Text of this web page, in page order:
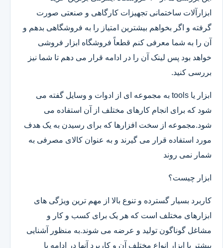
ابزارآلات ساختمانی تجهیزات کارگاهی و صنعتی صورت
گرفته و اگر بخواهم بیشترین امتیاز را به فروشگاهی بدهم و
آن را به شما معرفی کنم قطعاً فروشگاه ابزار فروشی
خواهد بود پس لینک آن را در ادامه قرار می دهم تا شما نیز
بررسی کنید.
ابزار یا tools به مجموعه ای از ادوات و وسایل گفته می
شود که برای انجام کارهای مختلف از آن استفاده می
شود.مجموعه از سخت افزارها که برای رسیدن به یک هدف
مورد استفاده قرار می گیرند و به عنوان کالای مصرفی به
شمار نمی روند
ابزار چیست؟
کاربرد بسیار گسترده و تنوع بالا از مهم ترین ویژگی های
ابزارهای مختلف است که هر یک برای کسب و کار و
مشاغل گوناگون تولید و عرضه می شوند.به منظور آشنایی
بیشتر با ابزار انواع مختلف آن و کاربرد آنها در ادامه با